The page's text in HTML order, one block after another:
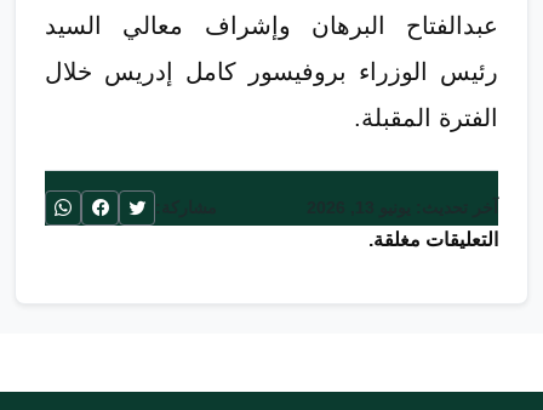
عبدالفتاح البرهان وإشراف معالي السيد
رئيس الوزراء بروفيسور كامل إدريس خلال
الفترة المقبلة.
التعليقات مغلقة.